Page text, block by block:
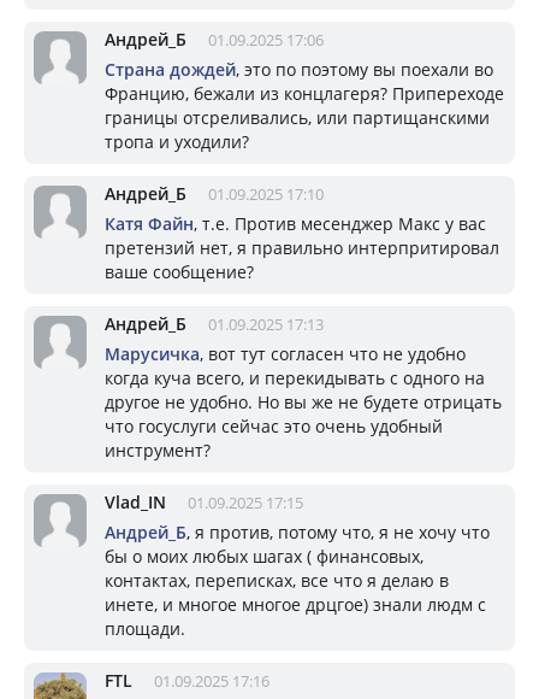
Андрей_Б 01.09.2025 17:06
Страна дождей, это по поэтому вы поехали во
Францию, бежали из концлагеря? Припереходе
границы отсреливались, или партищанскими
тропа и уходили?
Андрей_Б 01.09.2025 17:10
Катя Файн, т.е. Против месенджер Макс у вас
претензий нет, я правильно интерпритировал
ваше сообщение?
Андрей_Б 01.09.2025 17:13
Марусичка, вот тут согласен что не удобно
когда куча всего, и перекидывать с одного на
другое не удобно. Но вы же не будете отрицать
что госуслуги сейчас это очень удобный
инструмент?
Vlad_IN 01.09.2025 17:15
Андрей_Б, я против, потому что, я не хочу что
бы о моих любых шагах ( финансовых,
контактах, переписках, все что я делаю в
инете, и многое многое дрцгое) знали людм с
площади.
FTL 01.09.2025 17:16